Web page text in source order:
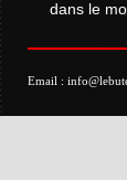
dans le
Email :